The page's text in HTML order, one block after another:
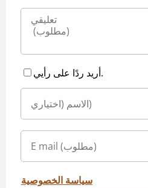
أريد ردًا على رأيي.
سياسة الخصوصية